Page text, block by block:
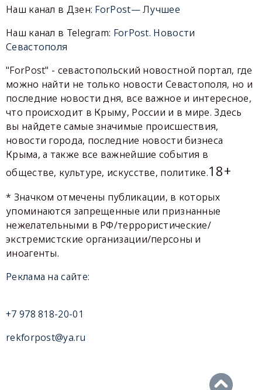
Наш канал в Дзен: ForPost— Лучшее
Наш канал в Telegram: ForPost. Новости
Севастополя
"ForPost" - севастопольский новостной портал, где
можно найти не только новости Севастополя, но и
последние новости дня, все важное и интересное,
что происходит в Крыму, России и в мире. Здесь
вы найдете самые значимые происшествия,
новости города, последние новости бизнеса
Крыма, а также все важнейшие события в
обществе, культуре, искусстве, политике.18+
* Значком отмечены публикации, в которых
упоминаются запрещенные или признанные
нежелательными в РФ/террористические/
экстремистские организации/персоны и
иноагенты.
Реклама на сайте:
+7 978 818-20-01
rekforpost@ya.ru